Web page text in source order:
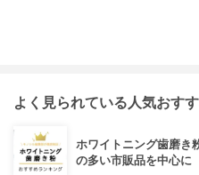
よく見られている人気おす
ホワイトニング歯磨き
の多い市販品を中心に